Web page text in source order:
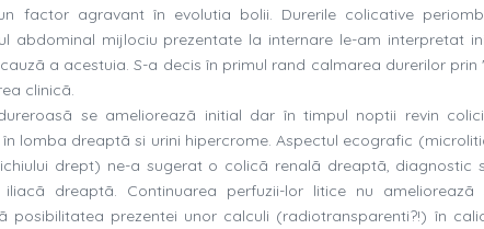
factor agravant în evolutia bolii. Durerile colicative
abdominal mijlociu prezentate la internare le-am interpretat
a acestuia. S-a decis în primul rand calmarea durerilor
clinicã.
se amelioreazã initial dar în timpul noptii revin
lomba dreaptã si urini hipercrome. Aspectul ecografic
drept) ne-a sugerat o colicã renalã dreaptã, diagnostic
dreaptã. Continuarea perfuzii-lor litice nu
posibilitatea prezentei unor calculi (radiotransparenti?!) în